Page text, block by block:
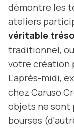
démontre les
ateliers
véritable
traditionnel,
votre création
L'après-midi,
chez Caruso
objets ne sont
bourses